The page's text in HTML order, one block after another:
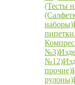
(Тесты
наборы)
№3)
№12)
прочие)
рулоны)